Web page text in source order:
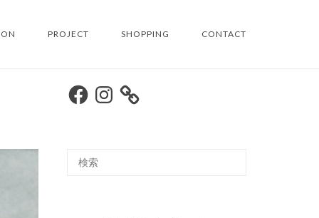
PROJECT SHOPPING CONTACT
Facebook
Instagram